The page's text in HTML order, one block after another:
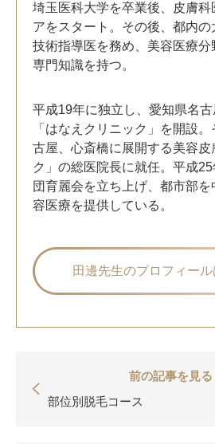
埼玉医科大学を卒業後、皮膚科
アをスタート。その後、都内の
技術指導医を務め、美容医療分
専門知識を持つ。
平成19年に独立し、愛知県名
「はなえクリニック」を開設
古屋、心斎橋に展開する美容皮
ク」の総医院長に就任。平成
団育麗会を立ち上げ、都市部
容医療を提供している。
田邊先生のプロフィー
前の記事を見る
部位別脱毛コース